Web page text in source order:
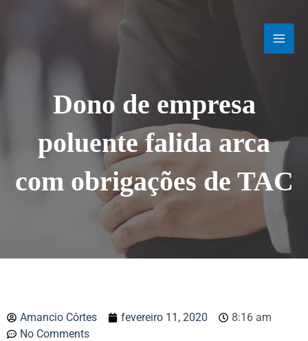
Dono de empresa
poluente falida arca
com obrigações de TAC
Amancio Côrtes fevereiro 11, 2020
8:16 am
No Comments